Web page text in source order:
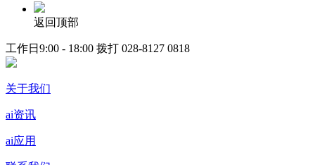
返回顶部
工作日9:00 - 18:00 拨打 028-8127 0818
关于我们
ai资讯
ai应用